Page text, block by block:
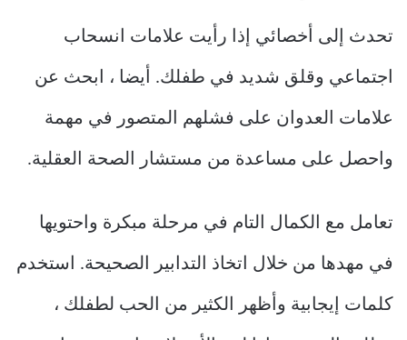
تحدث إلى أخصائي إذا رأيت علامات انسحاب
اجتماعي وقلق شديد في طفلك. أيضا ، ابحث عن
علامات العدوان على فشلهم المتصور في مهمة
واحصل على مساعدة من مستشار الصحة العقلية.
تعامل مع الكمال التام في مرحلة مبكرة واحتويها
في مهدها من خلال اتخاذ التدابير الصحيحة. استخدم
كلمات إيجابية وأظهر الكثير من الحب لطفلك ،